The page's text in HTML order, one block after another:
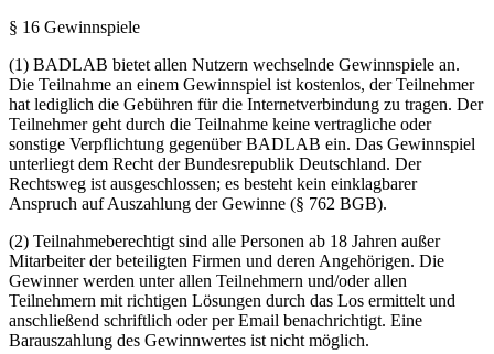
§ 16 Gewinnspiele
(1) BADLAB bietet allen Nutzern wechselnde Gewinnspiele an.
Die Teilnahme an einem Gewinnspiel ist kostenlos, der Teilnehmer
hat lediglich die Gebühren für die Internetverbindung zu tragen. Der
Teilnehmer geht durch die Teilnahme keine vertragliche oder
sonstige Verpflichtung gegenüber BADLAB ein. Das Gewinnspiel
unterliegt dem Recht der Bundesrepublik Deutschland. Der
Rechtsweg ist ausgeschlossen; es besteht kein einklagbarer
Anspruch auf Auszahlung der Gewinne (§ 762 BGB).
(2) Teilnahmeberechtigt sind alle Personen ab 18 Jahren außer
Mitarbeiter der beteiligten Firmen und deren Angehörigen. Die
Gewinner werden unter allen Teilnehmern und/oder allen
Teilnehmern mit richtigen Lösungen durch das Los ermittelt und
anschließend schriftlich oder per Email benachrichtigt. Eine
Barauszahlung des Gewinnwertes ist nicht möglich.